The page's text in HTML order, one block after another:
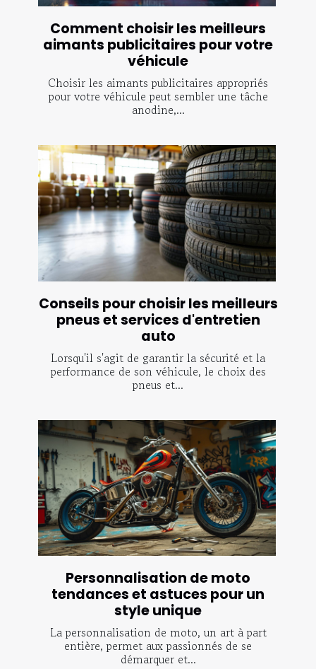
Comment choisir les meilleurs
aimants publicitaires pour votre
véhicule
Choisir les aimants publicitaires appropriés
pour votre véhicule peut sembler une tâche
anodine,...
Conseils pour choisir les meilleurs
pneus et services d'entretien
auto
Lorsqu'il s'agit de garantir la sécurité et la
performance de son véhicule, le choix des
pneus et...
Personnalisation de moto
tendances et astuces pour un
style unique
La personnalisation de moto, un art à part
entière, permet aux passionnés de se
démarquer et...